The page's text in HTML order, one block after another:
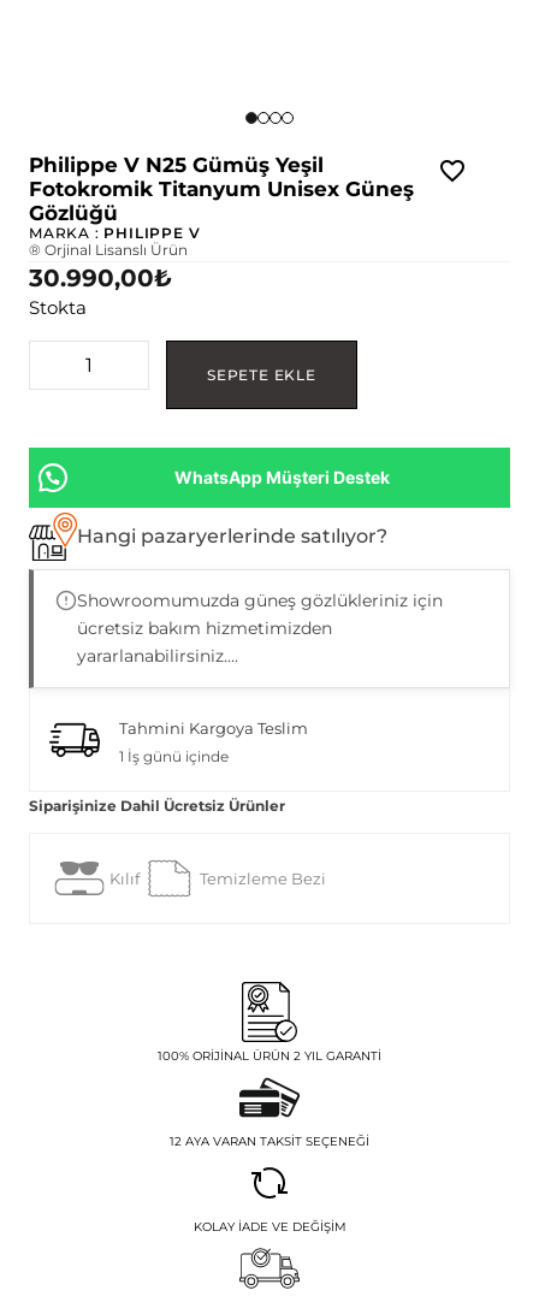
Philippe V N25 Gümüş Yeşil
Fotokromik Titanyum Unisex Güneş
Gözlüğü
MARKA : PHILIPPE V
® Orjinal Lisanslı Ürün
30.990,00₺
Stokta
SEPETE EKLE
WhatsApp Müşteri Destek
Hangi pazaryerlerinde satılıyor?
Showroomumuzda güneş gözlükleriniz için
ücretsiz bakım hizmetimizden
yararlanabilirsiniz....
Tahmini Kargoya Teslim
1 İş günü içinde
Siparişinize Dahil Ücretsiz Ürünler
Kılıf Temizleme Bezi
100% ORIJINAL ÜRÜN 2 YIL GARANTI
12 AYA VARAN TAKSIT SEÇENEĞI
KOLAY İADE VE DEĞIŞIM